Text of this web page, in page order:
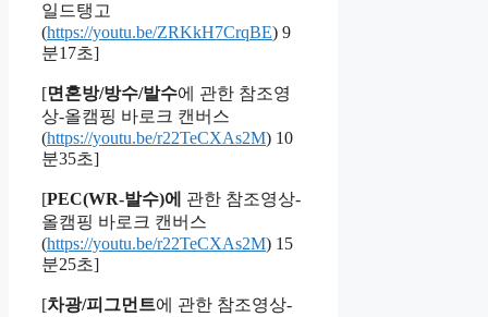
일드탱고
(https://youtu.be/ZRKkH7CrqBE) 9
분17초]
[면혼방/방수/발수에 관한 참조영
상-올캠핑 바로크 캔버스
(https://youtu.be/r22TeCXAs2M) 10
분35초]
[PEC(WR-발수)에
관한 참조영상-
올캠핑 바로크 캔버스
(https://youtu.be/r22TeCXAs2M) 15
분25초]
[차광/피그먼트에 관한 참조영상-